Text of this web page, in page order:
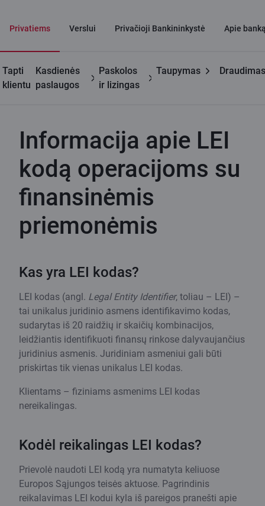
Privatiems Verslui Privačioji Bankininkystė Apie
Tapti
klientu
Kasdienės
paslaugos
Paskolos
ir lizingas
Taupymas Draudimas
Naudinga
Informacija apie LEI kodą operacijoms su finansinėmis
Informacija apie LEI
kodą operacijoms su
finansinėmis
priemonėmis
Kas yra LEI kodas?
LEI kodas (angl. Legal Entity Identifier, toliau – LEI) –
tai unikalus juridinio asmens identifikavimo kodas,
sudarytas iš 20 raidžių ir skaičių kombinacijos,
leidžiantis identifikuoti finansų rinkose dalyvaujančius
juridinius asmenis. Juridiniam asmeniui gali būti
priskirtas tik vienas unikalus LEI kodas.
Klientams – fiziniams asmenims LEI kodas
nereikalingas.
Kodėl reikalingas LEI kodas?
Prievolė naudoti LEI kodą yra numatyta keliuose
Europos Sąjungos teisės aktuose. Pagrindinis
reikalavimas LEI kodui kyla iš pareigos pranešti apie